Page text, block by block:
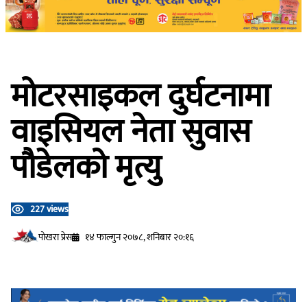
मोटरसाइकल दुर्घटनामा
वाइसियल नेता सुवास
पौडेलको मृत्यु
227 views
प‍ोखरा प्रेस
१४ फाल्गुन २०७८, शनिबार २०:१६